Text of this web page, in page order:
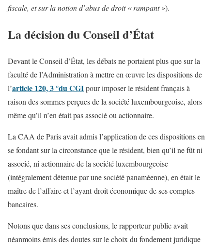
fiscale, et sur la notion d’abus de droit « rampant »).
La décision du Conseil d’État
Devant le Conseil d’État, les débats ne portaient plus que sur la
faculté de l’Administration à mettre en œuvre les dispositions de
l’article 120, 3 °du CGIpour imposer le résident français à
raison des sommes perçues de la société luxembourgeoise, alors
même qu’il n’en était pas associé ou actionnaire.
La CAA de Paris avait admis l’application de ces dispositions en
se fondant sur la circonstance que le résident, bien qu’il ne fût ni
associé, ni actionnaire de la société luxembourgeoise
(intégralement détenue par une société panaméenne), en était le
maître de l’affaire et l’ayant-droit économique de ses comptes
bancaires.
Notons que dans ses conclusions, le rapporteur public avait
néanmoins émis des doutes sur le choix du fondement juridique